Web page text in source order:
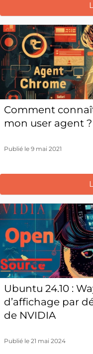
Comment
mon user agent ?
Publié le 9 mai 2021
Ubuntu 24.10 :
d’affichage par
de NVIDIA
Publié le 21 mai 2024